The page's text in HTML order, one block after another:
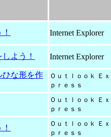
Internet Explorer
よう！ Internet Explorer
ひな形を作
Ｏｕｔｌｏｏｋ Ｅｘ
ｐｒｅｓｓ
Ｏｕｔｌｏｏｋ Ｅｘ
ｐｒｅｓｓ
Ｏｕｔｌｏｏｋ Ｅｘ
ｐｒｅｓｓ